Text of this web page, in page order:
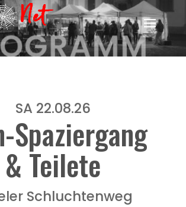
SA 22.08.26
Spaziergang
& Teilete
Schluchtenweg